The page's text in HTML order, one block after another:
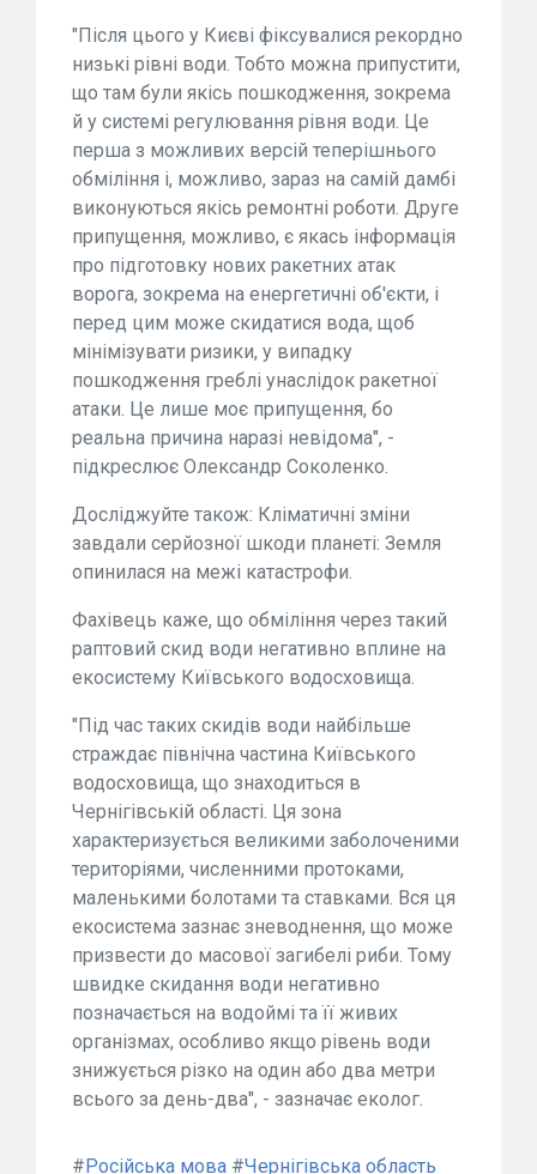
"Після цього у Києві фіксувалися рекордно
низькі рівні води. Тобто можна припустити,
що там були якісь пошкодження, зокрема
й у системі регулювання рівня води. Це
перша з можливих версій теперішнього
обміління і, можливо, зараз на самій дамбі
виконуються якісь ремонтні роботи. Друге
припущення, можливо, є якась інформація
про підготовку нових ракетних атак
ворога, зокрема на енергетичні об'єкти, і
перед цим може скидатися вода, щоб
мінімізувати ризики, у випадку
пошкодження греблі унаслідок ракетної
атаки. Це лише моє припущення, бо
реальна причина наразі невідома", -
підкреслює Олександр Соколенко.
Досліджуйте також: Кліматичні зміни
завдали серйозної шкоди планеті: Земля
опинилася на межі катастрофи.
Фахівець каже, що обміління через такий
раптовий скид води негативно вплине на
екосистему Київського водосховища.
"Під час таких скидів води найбільше
страждає північна частина Київського
водосховища, що знаходиться в
Чернігівській області. Ця зона
характеризується великими заболоченими
територіями, численними протоками,
маленькими болотами та ставками. Вся ця
екосистема зазнає зневоднення, що може
призвести до масової загибелі риби. Тому
швидке скидання води негативно
позначається на водоймі та її живих
організмах, особливо якщо рівень води
знижується різко на один або два метри
всього за день-два", - зазначає еколог.
#Російська мова #Чернігівська область